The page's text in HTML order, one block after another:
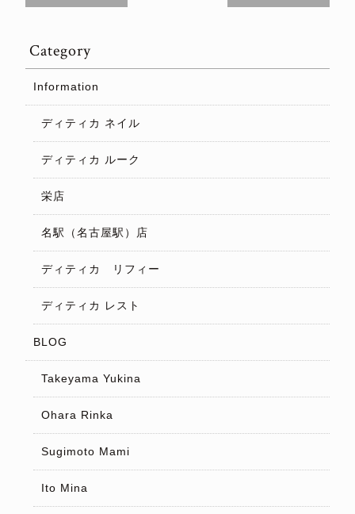
Category
Information
ディティカ ネイル
ディティカ ルーク
栄店
名駅（名古屋駅）店
ディティカ リフィー
ディティカ レスト
BLOG
Takeyama Yukina
Ohara Rinka
Sugimoto Mami
Ito Mina